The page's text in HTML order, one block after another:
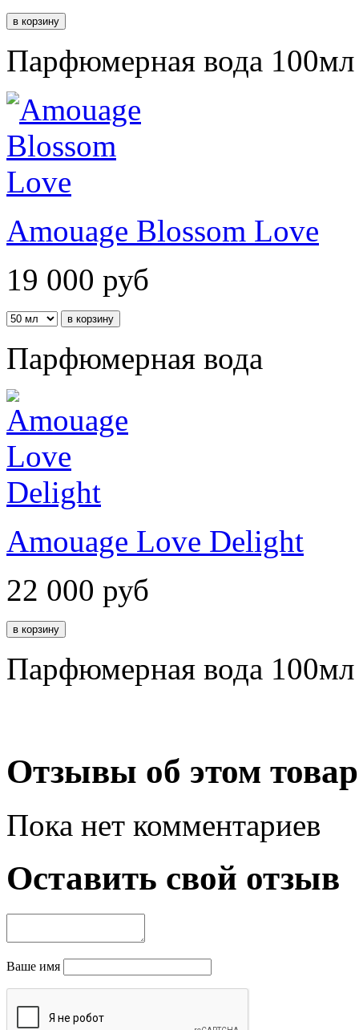
Парфюмерная вода 100мл
Amouage Blossom Love
19 000 руб
Парфюмерная вода
Amouage Love Delight
22 000 руб
Парфюмерная вода 100мл
Отзывы об этом
Пока нет комментариев
Оставить свой отзыв
Ваше имя